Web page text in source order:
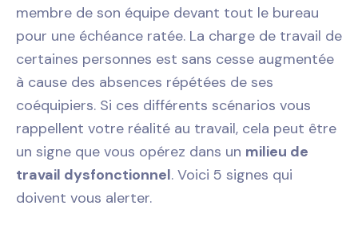
membre de son équipe devant tout le bureau
pour une échéance ratée. La charge de travail de
certaines personnes est sans cesse augmentée
à cause des absences répétées de ses
coéquipiers. Si ces différents scénarios vous
rappellent votre réalité au travail, cela peut être
un signe que vous opérez dans un milieu de
travail dysfonctionnel. Voici 5 signes qui
doivent vous alerter.